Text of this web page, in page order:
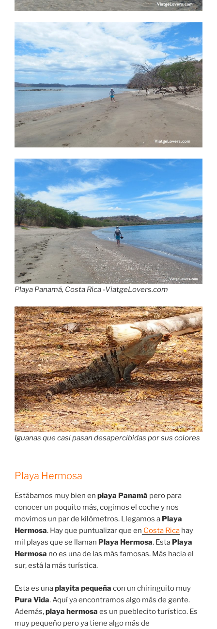
Playa Panamá, Costa Rica -ViatgeLovers.com
Iguanas que casi pasan desapercibidas por sus colores
Playa Hermosa
Estábamos muy bien en playa Panamá pero para
conocer un poquito más, cogimos el coche y nos
movimos un par de kilómetros. Llegamos a Playa
Hermosa. Hay que puntualizar que en Costa Rica hay
mil playas que se llaman Playa Hermosa. Esta Playa
Hermosa no es una de las más famosas. Más hacia el
sur, está la más turística.
Esta es unaplayita pequeña con un chiringuito muy
Pura Vida. Aquí ya encontramos algo más de gente.
Además,playa hermosa es un pueblecito turístico. Es
muy pequeño pero ya tiene algo más de